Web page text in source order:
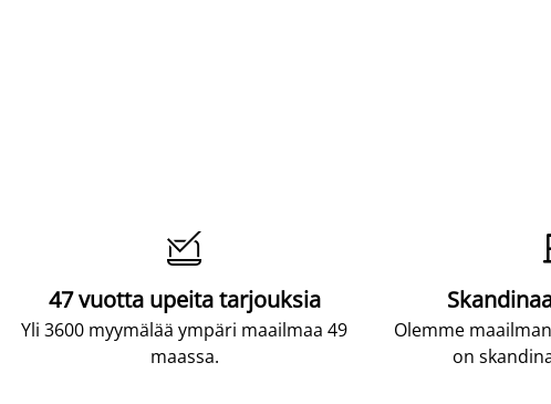

47 vuotta upeita tarjouksia
Yli 3600 myymälää ympäri maailmaa 49
maassa.
Olemme
on